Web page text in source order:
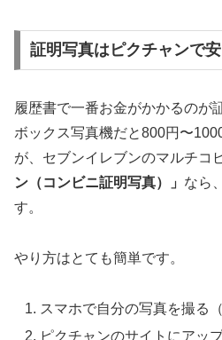
証明写真はピクチャンで
履歴書で一番お金がかかるのが
ボックス写真機だと800円〜
が、セブンイレブンのマルチコ
ン（コンビニ証明写真）」 なら
す。
やり方はとても簡単です。
スマホで自分の写真を撮る
ピクチャンのサイトにアッ